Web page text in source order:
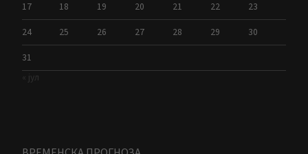
17 18 19 20 21 22 23
24 25 26 27 28 29 30
31
« јул